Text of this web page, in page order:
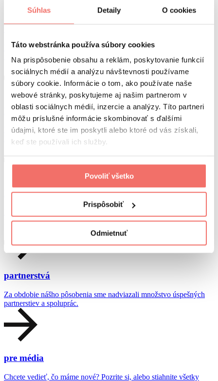
Súhlas Detaily O cookies
Táto webstránka používa súbory cookies
Na prispôsobenie obsahu a reklám, poskytovanie funkcií
sociálnych médií a analýzu návštevnosti používame
súbory cookie. Informácie o tom, ako používate naše
webové stránky, poskytujeme aj našim partnerom v
oblasti sociálnych médií, inzercie a analýzy. Títo partneri
môžu príslušné informácie skombinovať s ďalšími
údajmi, ktoré ste im poskytli alebo ktoré od vás získali,
keď ste používali ich služby.
Povoliť všetko
Prispôsobiť
Odmietnuť
Čo ešte by ste mali o nás vedieť?
Príjemná pracovná atmosféra je pre nás dôležitá a snažíme sa ju
udržiavať a ďalej…
hodnoty firmy
Podstatou nášho fungovania sú hodnoty firmy. Máme ich zapísané v
DNA, vystihujú nás…
ľudia
projekty.
partnerstvá
Za obdobie nášho pôsobenia sme nadviazali množstvo úspešných
partnerstiev a spoluprác.
pre média
Chcete vedieť, čo máme nové? Pozrite si, alebo stiahnite všetky